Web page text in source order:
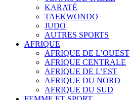
KARATÉ
TAEKWONDO
JUDO
AUTRES SPORTS
AFRIQUE
AFRIQUE DE L’OUEST
AFRIQUE CENTRALE
AFRIQUE DE L’EST
AFRIQUE DU NORD
AFRIQUE DU SUD